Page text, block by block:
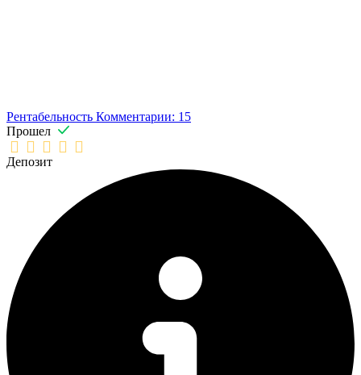
Рентабельность Комментарии: 15
Прошел
Депозит